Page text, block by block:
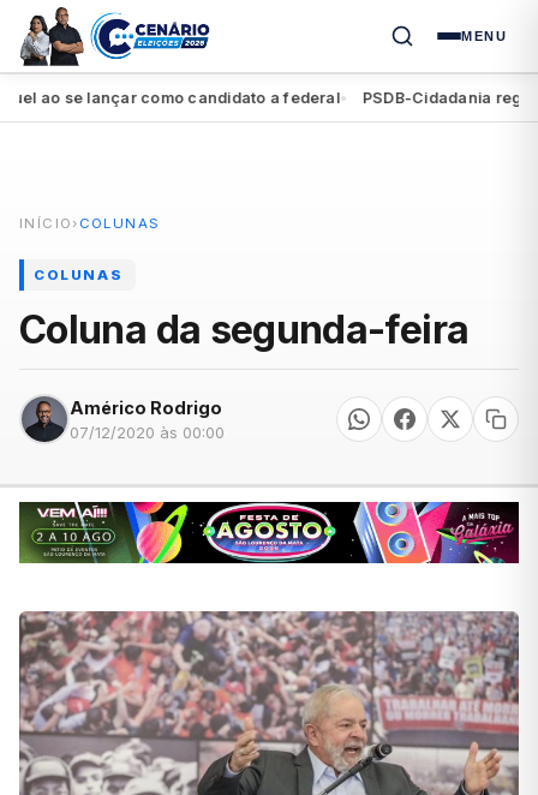
MENU
se lançar como candidato a federal● PSDB-Cidadania registra
INÍCIO › COLUNAS
COLUNAS
Coluna da segunda-feira
Américo Rodrigo
07/12/2020 às 00:00